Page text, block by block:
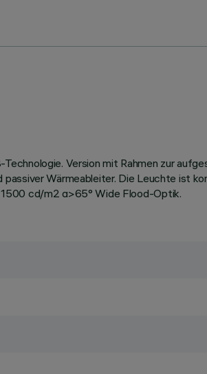
Version mit Rahmen zur
passiver Wärmeableiter. Die Leuchte
cd/m2 α>65° Wide Flood-Optik.